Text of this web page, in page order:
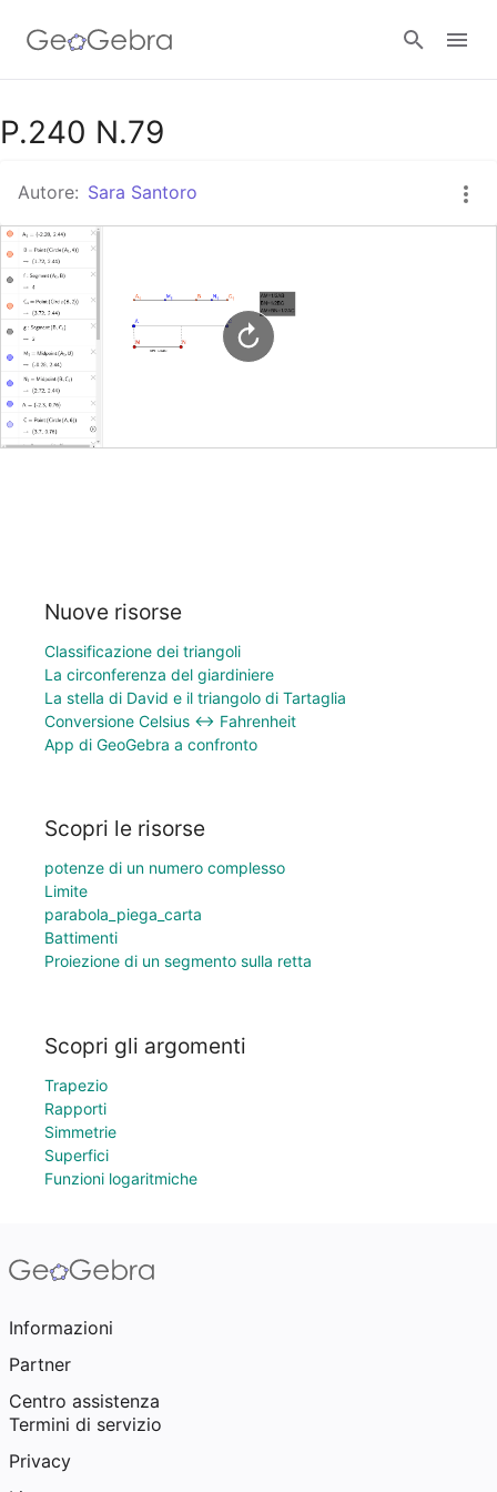
Google Classroom
GeoGebra Classroom
P.240 N.79
Autore: Sara Santoro
Nuove risorse
Classificazione dei triangoli
La circonferenza del giardiniere
La stella di David e il triangolo di Tartaglia
Conversione Celsius ↔ Fahrenheit
App di GeoGebra a confronto
Scopri le risorse
potenze di un numero complesso
Limite
parabola_piega_carta
Battimenti
Proiezione di un segmento sulla retta
Scopri gli argomenti
Trapezio
Rapporti
Simmetrie
Superfici
Funzioni logaritmiche
Informazioni
Partner
Centro assistenza
Termini di servizio
Privacy